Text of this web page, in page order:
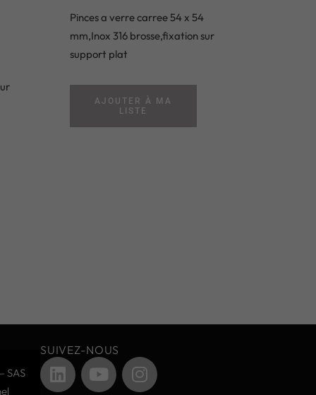
Pinces a verre carree 54 x 54
mm,Inox 316 brosse,fixation sur
support plat
AJOUTER À MA
LISTE
SAS
SUIVEZ-NOUS